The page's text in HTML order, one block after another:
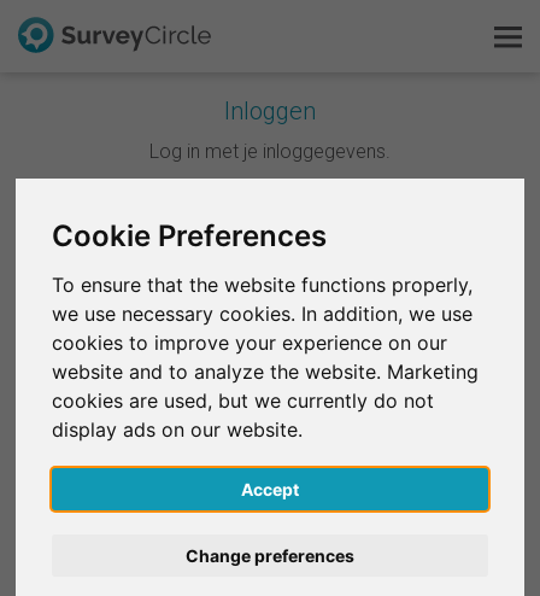
Cookie Preferences
To ensure that the website functions properly,
we use necessary cookies. In addition, we use
cookies to improve your experience on our
website and to analyze the website. Marketing
cookies are used, but we currently do not
display ads on our website.
Accept
Change preferences
Inloggen
Log in met je inloggegevens.
Doorgaan met Google
Doorgaan met Facebook
OF
E-mail*
Wachtwoord*
Dit is SurveyCircle
FAQ
Gratis registreren
English
Deutsch